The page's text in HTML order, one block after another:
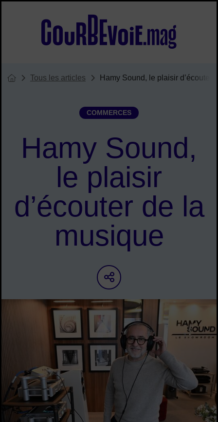
Accueil ville de Courbevoie
Vous êtes ici :
Page d'accueil du site
Tous les articles Hamy Sound, le plaisir d’écouter
Hamy Sound,
le plaisir
d’écouter de la
musique
COMMERCES
Partager sur les